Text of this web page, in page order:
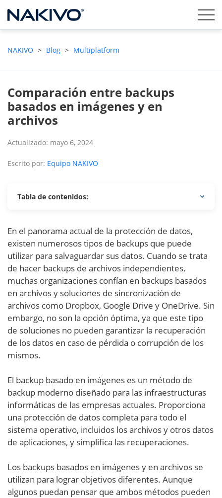
NAKIVO > Blog > Multiplatform
Comparación entre backups
basados en imágenes y en
archivos
Actualizado: mayo 6, 2024
Escrito por: Equipo NAKIVO
Tabla de contenidos:
En el panorama actual de la protección de datos,
existen numerosos tipos de backups que puede
utilizar para salvaguardar sus datos. Cuando se trata
de hacer backups de archivos independientes,
muchas organizaciones confían en backups basados
en archivos y soluciones de sincronización de
archivos como Dropbox, Google Drive y OneDrive. Sin
embargo, no son la opción óptima, ya que este tipo
de soluciones no pueden garantizar la recuperación
de los datos en caso de pérdida o corrupción de los
mismos.
El backup basado en imágenes es un método de
backup moderno diseñado para las infraestructuras
informáticas de las empresas actuales. Proporciona
una protección de datos completa para todo el
sistema operativo, incluidos los archivos y otros datos
de aplicaciones, y simplifica las recuperaciones.
Los backups basados en imágenes y en archivos se
utilizan para lograr objetivos diferentes. Aunque
algunos puedan pensar que ambos métodos pueden